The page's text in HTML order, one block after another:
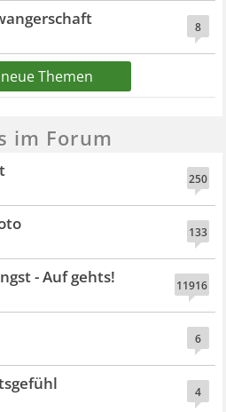
8
Themen
im Forum
250
133
11916
- Auf gehts!
6
4